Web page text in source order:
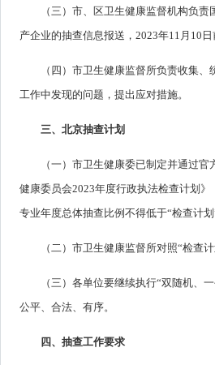
（三）市、区卫生健康监督机构负
产企业的抽查信息报送，2023年11月10
（四）市卫生健康监督所负责收集
工作中发现的问题，提出应对措施。
三、北京抽查计划
（一）市卫生健康委已制定并通过
健康委员会2023年度行政执法检查计划
专业年度总体抽查比例不得低于“检查计划
（二）市卫生健康监督所对照“检查
（三）各单位要继续执行“双随机、
公平、合法、有序。
四、抽查工作要求